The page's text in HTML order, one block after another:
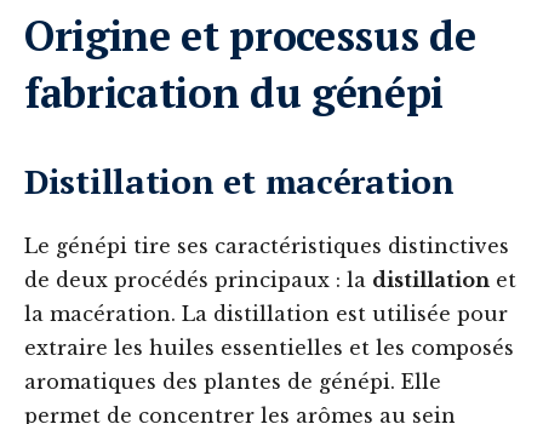
Origine et processus de
fabrication du génépi
Distillation et macération
Le génépi tire ses caractéristiques distinctives
de deux procédés principaux : la distillation et
la macération. La distillation est utilisée pour
extraire les huiles essentielles et les composés
aromatiques des plantes de génépi. Elle
permet de concentrer les arômes au sein